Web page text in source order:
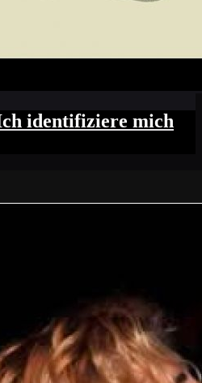
identifiziere mich